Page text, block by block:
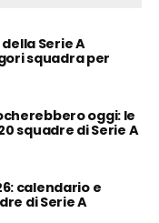
Serie A
squadra per
oggi: le
squadre di Serie A
calendario e
di Serie A